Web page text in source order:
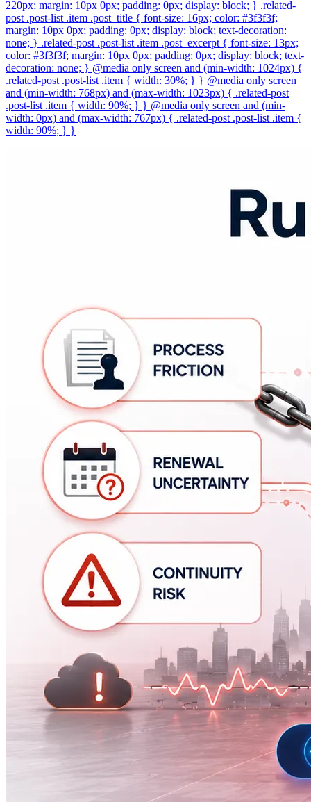
220px; margin: 10px 0px; padding: 0px; display: block; } .related-
post .post-list .item .post_title { font-size: 16px; color: #3f3f3f;
margin: 10px 0px; padding: 0px; display: block; text-decoration:
none; } .related-post .post-list .item .post_excerpt { font-size: 13px;
color: #3f3f3f; margin: 10px 0px; padding: 0px; display: block; text-
decoration: none; } @media only screen and (min-width: 1024px) {
.related-post .post-list .item { width: 30%; } } @media only screen
and (min-width: 768px) and (max-width: 1023px) { .related-post
.post-list .item { width: 90%; } } @media only screen and (min-
width: 0px) and (max-width: 767px) { .related-post .post-list .item {
width: 90%; } }